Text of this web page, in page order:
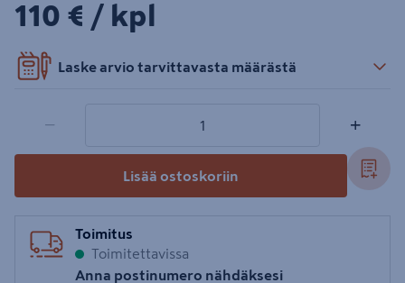
110€/kpl
110 € / kpl
Laske arvio tarvittavasta määrästä
− +
Lisää ostoskoriin
Toimitus
Toimitettavissa
Anna postinumero nähdäksesi